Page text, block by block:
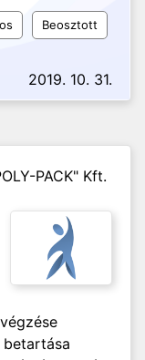
Beosztott
2019. 10. 31.
PACK" Kft.